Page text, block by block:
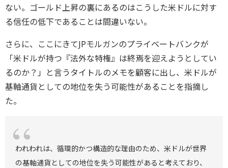
ない。ゴールド上昇の裏にあるのはこうした米ドルに対す
る信任の低下であることは間違いない。
さらに、ここにきてJPモルガンのプライベートバンクが
「米ドルが持つ『法外な特権』は終焉を迎えようとしてい
るのか？」と言うタイトルのメモを顧客に出し、米ドルが
基軸通貨としての地位を失う可能性があることを指摘し
た。
われわれは、循環的かつ構造的な理由のため、米ドルが世界
の基軸通貨としての地位を失う可能性があると考えており、